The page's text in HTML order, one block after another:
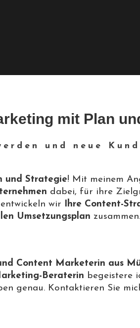
mit Plan
und neue
und Strategie! Mit meinem
dabei, für ihre
wir Ihre Content-
Umsetzungsplan zusammen.
Content Marketerin aus
Beraterin begeistere
genau. Kontaktieren Sie